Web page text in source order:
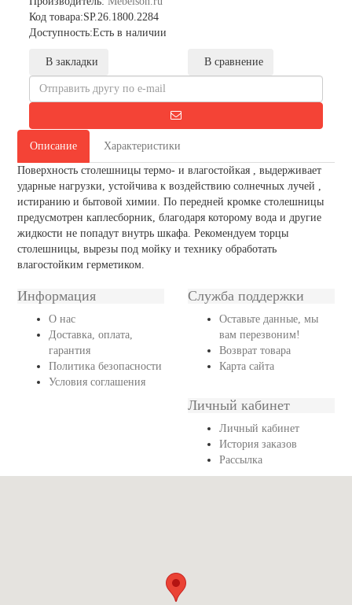
Код товара:SP.26.1800.2284
Доступность:Есть в наличии
В закладки В сравнение
Описание Характеристики
Поверхность столешницы термо- и влагостойкая , выдерживает
ударные нагрузки, устойчива к воздействию солнечных лучей ,
истиранию и бытовой химии. По передней кромке столешницы
предусмотрен каплесборник, благодаря которому вода и другие
жидкости не попадут внутрь шкафа. Рекомендуем торцы
столешницы, вырезы под мойку и технику обработать
влагостойким герметиком.
Информация
О нас
Доставка, оплата,
гарантия
Политика безопасности
Условия соглашения
Служба поддержки
Оставьте данные, мы
вам перезвоним!
Возврат товара
Карта сайта
Личный кабинет
Личный кабинет
История заказов
Рассылка